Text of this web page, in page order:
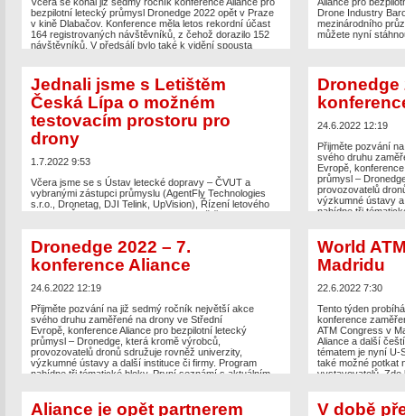
bezpilotní letecký průmysl Dronedge 2022 opět v Praze
v kině Dlabačov. Konference měla letos rekordní účast
164 registrovaných návštěvníků, z čehož dorazilo 152
návštěvníků. V předsálí bylo také k vidění spousta
WingtraOne […]
The postVčera se konal již 7. ročník konference Aliance
Dronedge 2022appeared first onUAV Aliance pro
bezpilotní letecký průmysl.
Drone Industry
mezinárodního
můžete nyní
UAV Aliance pro
Jednali jsme s Letištěm
Česká Lípa o možném
testovacím prostoru pro
drony
1.7.2022 9:53
Včera jsme se s Ústav letecké dopravy – ČVUT a
vybranými zástupci průmyslu (AgentFly Technologies
s.r.o., Dronetag, DJI Telink, UpVision), Řízení letového
pro drony. O dalším průběhu budeme informovat…
The postJednali jsme s Letištěm Česká Lípa o možném
Aliance pro bezpilotní letecký průmysl
Dronedge
24.6.2022 12:19
Přijměte pozvání
svého druhu
Evropě,
průmysl –
provozovatelů
výzkumné ústavy
nabídne tři
The postDronedge
appeared first on
Dronedge 2022 – 7.
konference Aliance
24.6.2022 12:19
Přijměte pozvání na již sedmý ročník největší akce
svého druhu zaměřené na drony ve Střední
Evropě, konference Aliance pro bezpilotní letecký
průmysl – Dronedge, která kromě výrobců,
provozovatelů dronů sdružuje rovněž univerzity,
výzkumné ústavy a další instituce či firmy. Program
nabídne tři tématické bloky. První seznámí s aktuálním
World
Madridu
22.6.2022 7:30
Tento týden
konference
ATM Congress v
Aliance a další
tématem je nyní U-
také možné potkat
vystavovatelů. Zde
on UAV Aliance
Aliance je opět partnerem V době